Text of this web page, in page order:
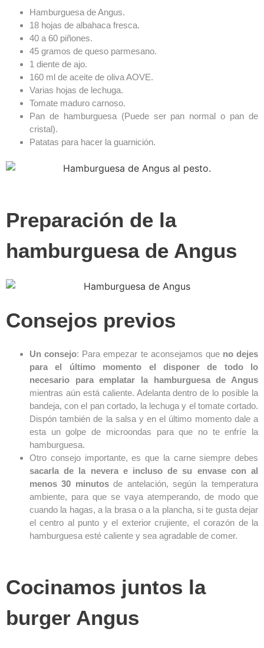
Hamburguesa de Angus.
18 hojas de albahaca fresca.
40 a 60 piñones.
45 gramos de queso parmesano.
1 diente de ajo.
160 ml de aceite de oliva AOVE.
Varias hojas de lechuga.
Tomate maduro carnoso.
Pan de hamburguesa (Puede ser pan normal o pan de
cristal).
Patatas para hacer la guarnición.
Preparación de la
hamburguesa de Angus
Consejos previos
Un consejo: Para empezar te aconsejamos que no dejes
para el último momento el disponer de todo lo
necesario para emplatar la hamburguesa de Angus
mientras aún está caliente. Adelanta dentro de lo posible la
bandeja, con el pan cortado, la lechuga y el tomate cortado.
Dispón también de la salsa y en el último momento dale a
esta un golpe de microondas para que no te enfríe la
hamburguesa.
Otro consejo importante, es que la carne siempre debes
sacarla de la nevera e incluso de su envase con al
menos 30 minutosde antelación, según la temperatura
ambiente, para que se vaya atemperando, de modo que
cuando la hagas, a la brasa o a la plancha, si te gusta dejar
el centro al punto y el exterior crujiente, el corazón de la
hamburguesa esté caliente y sea agradable de comer.
Cocinamos juntos la
burger Angus